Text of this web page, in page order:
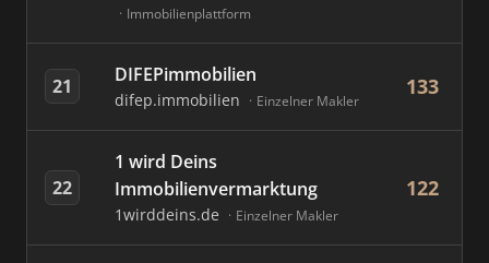
Immobilienplattform
21 DIFEPimmobilien
difep.immobilien Einzelner Makler
133
22
1 wird Deins
Immobilienvermarktung
1wirddeins.de Einzelner Makler
122